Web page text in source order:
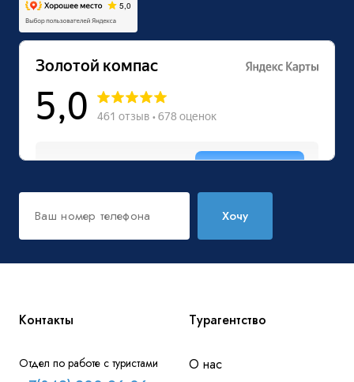
Хочу
Контакты
Отдел по работе с туристами
Турагентство
О нас